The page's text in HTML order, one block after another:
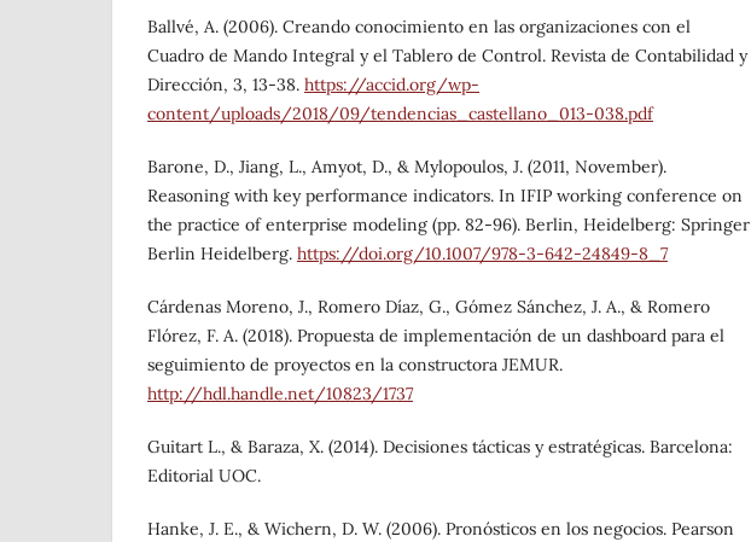
Ballvé, A. (2006). Creando conocimiento en las organizaciones con el
Cuadro de Mando Integral y el Tablero de Control. Revista de Contabilidad y
Dirección, 3, 13-38. https://accid.org/wp-
content/uploads/2018/09/tendencias_castellano_013-038.pdf
Barone, D., Jiang, L., Amyot, D., & Mylopoulos, J. (2011, November).
Reasoning with key performance indicators. In IFIP working conference on
the practice of enterprise modeling (pp. 82-96). Berlin, Heidelberg: Springer
Berlin Heidelberg. https://doi.org/10.1007/978-3-642-24849-8_7
Cárdenas Moreno, J., Romero Díaz, G., Gómez Sánchez, J. A., & Romero
Flórez, F. A. (2018). Propuesta de implementación de un dashboard para el
seguimiento de proyectos en la constructora JEMUR.
http://hdl.handle.net/10823/1737
Guitart L., & Baraza, X. (2014). Decisiones tácticas y estratégicas. Barcelona:
Editorial UOC.
Hanke, J. E., & Wichern, D. W. (2006). Pronósticos en los negocios. Pearson